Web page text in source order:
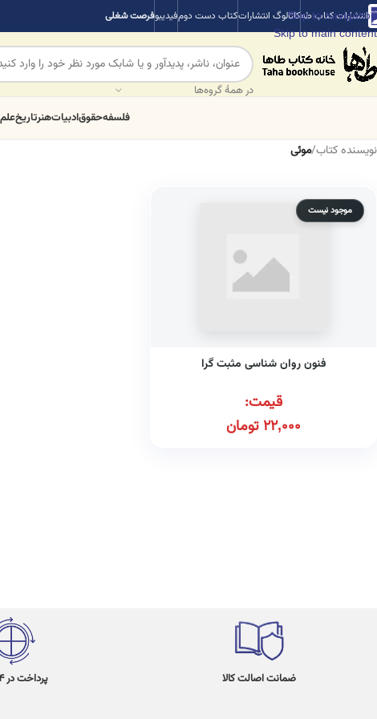
Skip to navigation
Skip to main content
انتشارات کتاب طهکاتالوگ انتشاراتکتاب دست دومفیدیبوفرصت شغلی
در همهٔ گروه‌ها
فلسفهحقوقادبیاتهنرتاریخعلم
نویسنده کتاب/موئی
موجود نیست
فنون روان شناسی مثبت گرا
قیمت:
22,000تومان
ضمانت اصالت کالا پرداخت در 4 قسط